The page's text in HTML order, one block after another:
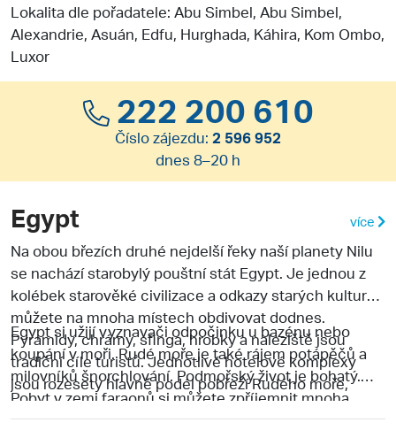
Lokalita dle pořadatele: Abu Simbel, Abu Simbel,
Alexandrie, Asuán, Edfu, Hurghada, Káhira, Kom Ombo,
Luxor
222 200 610
Číslo zájezdu: 2 596 952
dnes 8–20 h
Egypt více
Na obou březích druhé nejdelší řeky naší planety Nilu
se nachází starobylý pouštní stát Egypt. Je jednou z
kolébek starověké civilizace a odkazy starých kultur
můžete na mnoha místech obdivovat dodnes.
Pyramidy, chrámy, sfinga, hrobky a naleziště jsou
tradiční cíle turistů. Jednotlivé hotelové komplexy
jsou rozesety hlavně podél pobřeží Rudého moře,
nejvíce v letoviscích Hurghada, Marsa AlamaSharm El
Egypt si užijí vyznavači odpočinku u bazénu nebo
koupání v moři. Rudé moře je také rájem potápěčů a
milovníků šnorchlování. Podmořský život je bohatý.
Pobyt v zemi faraonů si můžete zpříjemnit mnoha
výlety za starověkými památkami. Na výlety je vhodný